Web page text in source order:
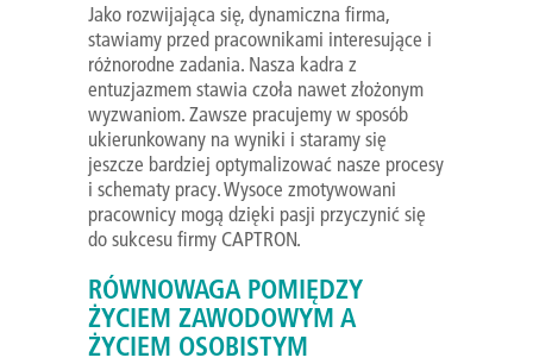
Jako rozwijająca się, dynamiczna firma,
stawiamy przed pracownikami interesujące i
różnorodne zadania. Nasza kadra z
entuzjazmem stawia czoła nawet złożonym
wyzwaniom. Zawsze pracujemy w sposób
ukierunkowany na wyniki i staramy się
jeszcze bardziej optymalizować nasze procesy
i schematy pracy. Wysoce zmotywowani
pracownicy mogą dzięki pasji przyczynić się
do sukcesu firmy CAPTRON.
RÓWNOWAGA POMIĘDZY
ŻYCIEM ZAWODOWYM A
ŻYCIEM OSOBISTYM